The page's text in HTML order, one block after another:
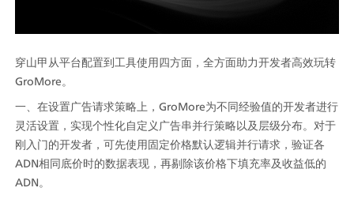
穿山甲从平台配置到工具使用四方面，全方面助力开发者高效玩转
GroMore。
一、在设置广告请求策略上，GroMore为不同经验值的开发者进行
灵活设置，实现个性化自定义广告串并行策略以及层级分布。对于
刚入门的开发者，可先使用固定价格默认逻辑并行请求，验证各
ADN相同底价时的数据表现，再剔除该价格下填充率及收益低的
ADN。